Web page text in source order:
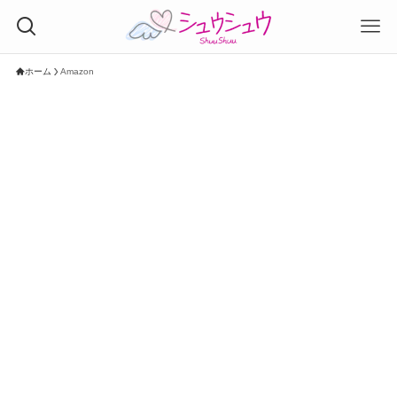
ホーム Amazon